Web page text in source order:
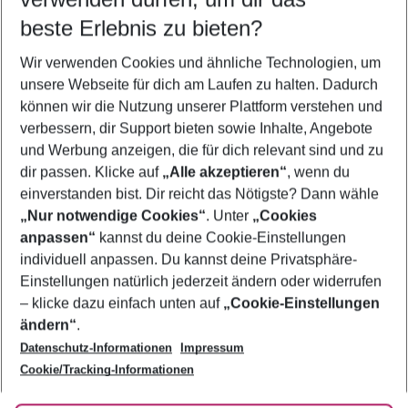
5-8 Nächte
2 Erwachsene Keine Kinder
Mehr Filter anzeigen
Footer
Footer navigation
Über uns
AGB
Bestpreisgarantie
Cookie-Einstellungen ändern
Cookie-Richtlinie
Agenturbetreuung
Barrierefreies Reisen
Folge uns
beste Erlebnis zu bieten?
Wir verwenden Cookies und ähnliche Technologien, um
unsere Webseite für dich am Laufen zu halten. Dadurch
können wir die Nutzung unserer Plattform verstehen und
verbessern, dir Support bieten sowie Inhalte, Angebote
und Werbung anzeigen, die für dich relevant sind und zu
dir passen. Klicke auf „Alle akzeptieren“, wenn du
einverstanden bist. Dir reicht das Nötigste? Dann wähle
„Nur notwendige Cookies“. Unter „Cookies
anpassen“ kannst du deine Cookie-Einstellungen
individuell anpassen. Du kannst deine Privatsphäre-
Einstellungen natürlich jederzeit ändern oder widerrufen
– klicke dazu einfach unten auf „Cookie-Einstellungen
ändern“.
Datenschutz-Informationen
Impressum
Cookie/Tracking-Informationen